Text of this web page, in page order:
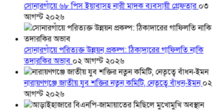
সোনারগাঁয়ে ৬৮ পিস ইয়াবাসহ নারী মাদক ব্যবসায়ী গ্রেফতার০৩
আগস্ট ২০২৬
সোনারগাঁয়ে পরিত্যক্ত উন্নয়ন প্রকল্প: ঠিকাদারের গাফিলতি নাকি
তদারকির অভাব ০২ আগস্ট ২০২৬
নারায়ণগঞ্জে জাতীয় যুব শক্তির নতুন কমিটি, নেতৃত্বে বাঁধন-ইমন০২
আগস্ট ২০২৬